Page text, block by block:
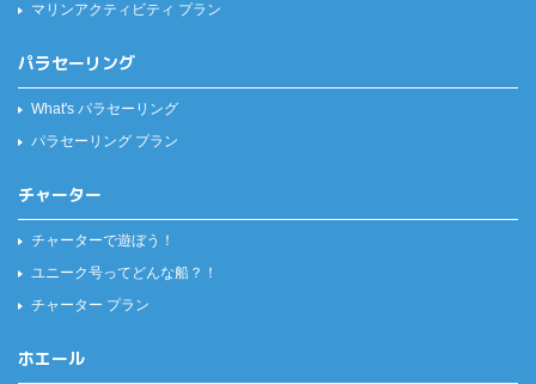
マリンアクティビティ プラン
パラセーリング
What's パラセーリング
パラセーリング プラン
チャーター
チャーターで遊ぼう！
ユニーク号ってどんな船？！
チャーター プラン
ホエール